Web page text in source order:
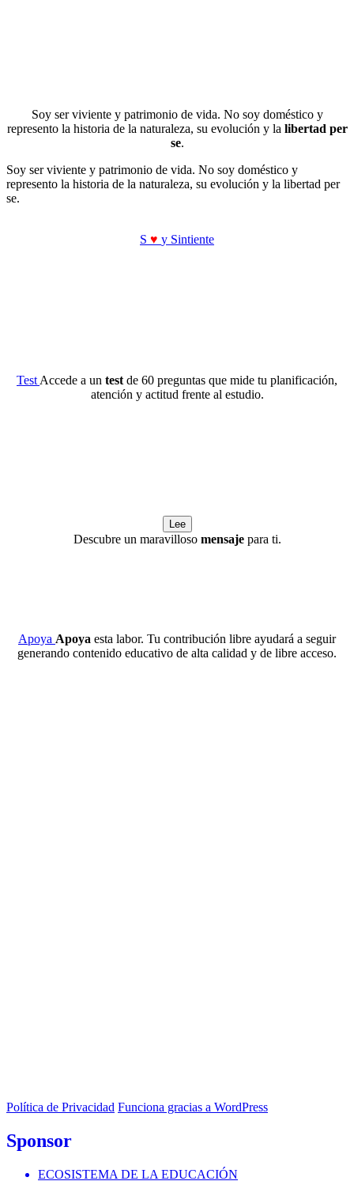
Soy ser viviente y patrimonio de vida. No soy doméstico y
represento la historia de la naturaleza, su evolución y la libertad per
se.
Soy ser viviente y patrimonio de vida. No soy doméstico y
represento la historia de la naturaleza, su evolución y la libertad per
se.
S ♥ y Sintiente
Test Accede a un test de 60 preguntas que mide tu planificación,
atención y actitud frente al estudio.
Lee
Descubre un maravilloso mensajepara ti.
Apoya Apoya esta labor. Tu contribución libre ayudará a seguir
generando contenido educativo de alta calidad y de libre acceso.
Política de Privacidad Funciona gracias a WordPress
Sponsor
ECOSISTEMA DE LA EDUCACIÓN